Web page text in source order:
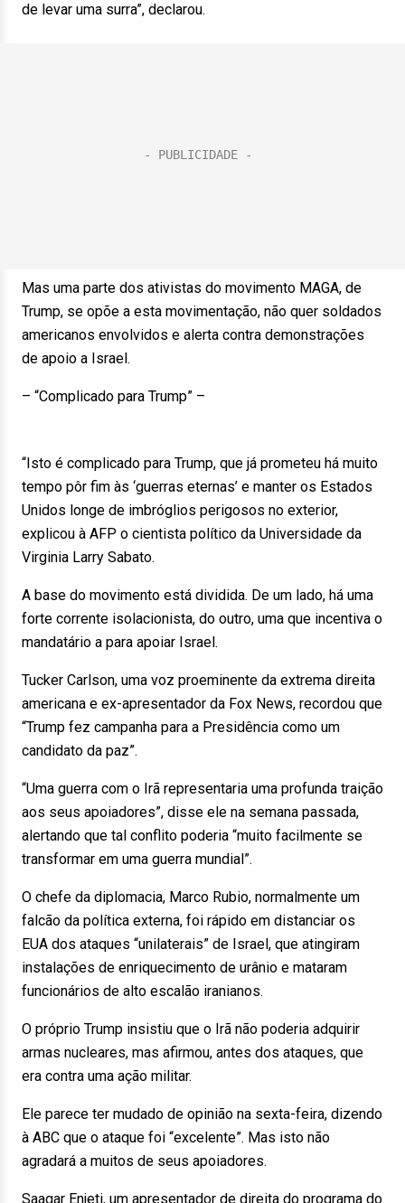
de levar uma surra”, declarou.
Mas uma parte dos ativistas do movimento MAGA, de
Trump, se opõe a esta movimentação, não quer soldados
americanos envolvidos e alerta contra demonstrações
de apoio a Israel.
– “Complicado para Trump” –
“Isto é complicado para Trump, que já prometeu há muito
tempo pôr fim às ‘guerras eternas’ e manter os Estados
Unidos longe de imbróglios perigosos no exterior,
explicou à AFP o cientista político da Universidade da
Virginia Larry Sabato.
A base do movimento está dividida. De um lado, há uma
forte corrente isolacionista, do outro, uma que incentiva o
mandatário a para apoiar Israel.
Tucker Carlson, uma voz proeminente da extrema direita
americana e ex-apresentador da Fox News, recordou que
“Trump fez campanha para a Presidência como um
candidato da paz”.
“Uma guerra com o Irã representaria uma profunda traição
aos seus apoiadores”, disse ele na semana passada,
alertando que tal conflito poderia “muito facilmente se
transformar em uma guerra mundial”.
O chefe da diplomacia, Marco Rubio, normalmente um
falcão da política externa, foi rápido em distanciar os
EUA dos ataques “unilaterais” de Israel, que atingiram
instalações de enriquecimento de urânio e mataram
funcionários de alto escalão iranianos.
O próprio Trump insistiu que o Irã não poderia adquirir
armas nucleares, mas afirmou, antes dos ataques, que
era contra uma ação militar.
Ele parece ter mudado de opinião na sexta-feira, dizendo
à ABC que o ataque foi “excelente”. Mas isto não
agradará a muitos de seus apoiadores.
Saagar Enjeti, um apresentador de direita do programa do